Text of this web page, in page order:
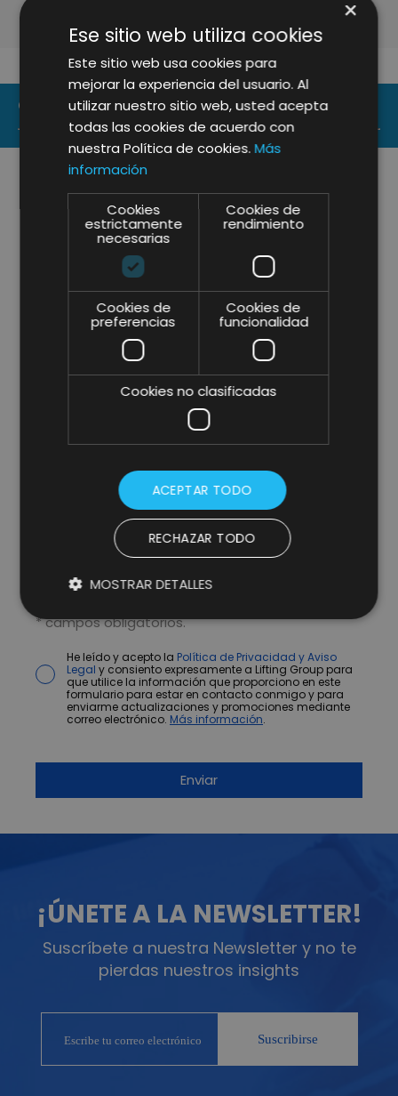
CONTACT US
* campos obligatorios.
He leído y acepto la Política de Privacidad y Aviso
Legal y consiento expresamente a Lifting Group para
que utilice la información que proporciono en este
formulario para estar en contacto conmigo y para
enviarme actualizaciones y promociones mediante
correo electrónico. Más información.
¡ÚNETE A LA NEWSLETTER!
Suscríbete a nuestra Newsletter y no te
pierdas nuestros insights
×
Ese sitio web utiliza cookies
Este sitio web usa cookies para
mejorar la experiencia del usuario. Al
utilizar nuestro sitio web, usted acepta
todas las cookies de acuerdo con
nuestra Política de cookies.Más
información
Cookies
estrictamente
necesarias
Cookies de
rendimiento
Cookies de
preferencias
Cookies de
funcionalidad
Cookies no clasificadas
ACEPTAR TODO
RECHAZAR TODO
MOSTRAR DETALLES